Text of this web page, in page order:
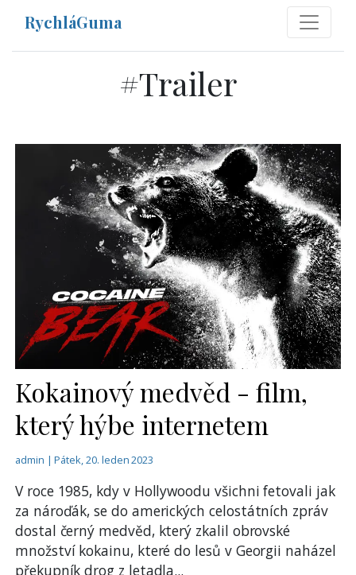
RychláGuma
#Trailer
Kokainový medvěd - film,
který hýbe internetem
admin | Pátek, 20. leden 2023
V roce 1985, kdy v Hollywoodu všichni fetovali jak
za nároďák, se do amerických celostátních zpráv
dostal černý medvěd, který zkalil obrovské
množství kokainu, které do lesů v Georgii naházel
překupník drog z letadla...